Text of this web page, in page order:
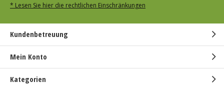
* Lesen Sie hier die rechtlichen Einschränkungen
Kundenbetreuung
Mein Konto
Kategorien